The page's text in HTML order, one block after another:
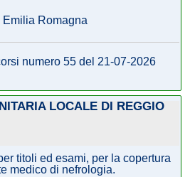
Romagna
numero 55 del 21-07-2026
LOCALE DI REGGIO
titoli ed esami, per la copertura
medico di nefrologia.